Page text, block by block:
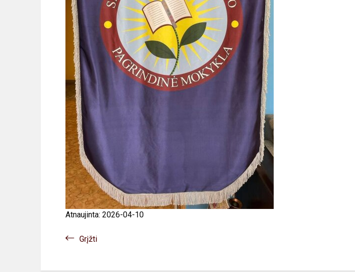
Atnaujinta: 2026-04-10
Grįžti